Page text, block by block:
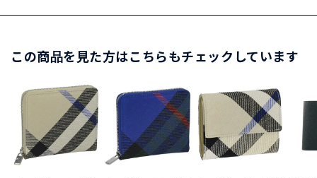
この商品を見た方はこちらもチェックしています